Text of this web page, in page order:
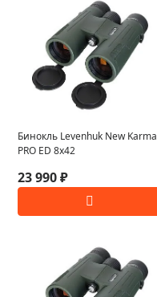
Бинокль Levenhuk New Karma
PRO ED 8x42
23 990 ₽